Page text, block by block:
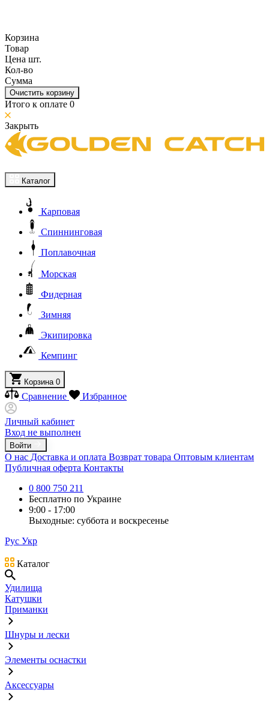
Корзина
Товар
Цена шт.
Кол-во
Сумма
Очистить корзину
Итого к оплате 0
Закрыть
Каталог
Карповая
Спиннинговая
Поплавочная
Морская
Фидерная
Зимняя
Экипировка
Кемпинг
Корзина 0
Сравнение Избранное
Личный кабинет
Вход не выполнен
Войти
О нас Доставка и оплата Возврат товара Оптовым клиентам
Публичная оферта Контакты
0 800 750 211
Бесплатно по Украине
9:00 - 17:00
Выходные: суббота и воскресенье
Рус Укр
Каталог
Удилища
Катушки
Приманки
Шнуры и лески
Элементы оснастки
Аксессуары